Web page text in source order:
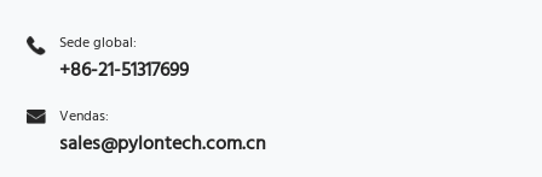
Sede global:
+86-21-51317699
Vendas:
sales@pylontech.com.cn